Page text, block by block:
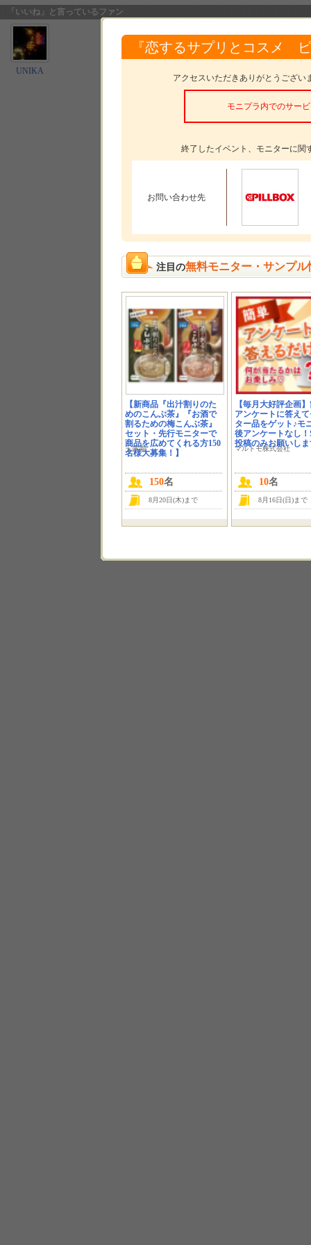
『恋するサプリとコスメ
アクセスいただきありがとうござい
モニプラ内でのサー
終了したイベント、モニターに関
お問い合わせ先
注目の無料モニター・サンプル
【新商品『出汁割りのた
めのこんぶ茶』『お酒で
割るための梅こんぶ茶』
セット・先行モニターで
商品を広めてくれる方150
名様大募集！】
玉露園
150名
8月20日(木)まで
【毎月大好評企画
アンケートに答え
ター品をゲット♪モ
後アンケートなし！
投稿のみお願いしま
マルトモ株式会社
10名
8月16日(日)まで
「いいね」と言っているファン
UNIKA